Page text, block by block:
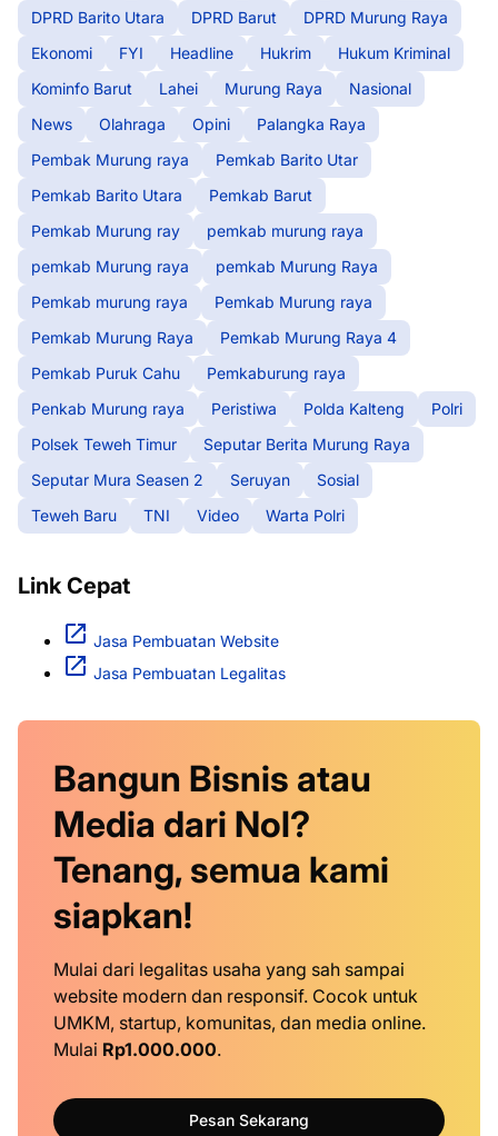
DPRD Barito Utara
DPRD Barut
DPRD Murung Raya
Ekonomi
FYI Headline Hukrim
Hukum Kriminal
Kominfo Barut
Lahei Murung Raya
Nasional
News
Olahraga Opini
Palangka Raya
Pembak Murung raya
Pemkab Barito Utar
Pemkab Barito Utara
Pemkab Barut
Pemkab Murung ray
pemkab murung raya
pemkab Murung raya
pemkab Murung Raya
Pemkab murung raya
Pemkab Murung raya
Pemkab Murung Raya
Pemkab Murung Raya 4
Pemkab Puruk Cahu
Pemkaburung raya
Penkab Murung raya
Peristiwa Polda Kalteng
Polri
Polsek Teweh Timur
Seputar Berita Murung Raya
Seputar Mura Seasen 2
Seruyan
Sosial
Teweh Baru
TNI Video Warta Polri
Link Cepat
Jasa Pembuatan Website
Jasa Pembuatan Legalitas
Bangun Bisnis atau
Media dari Nol?
Tenang, semua kami
siapkan!
Mulai dari legalitas usaha yang sah sampai
website modern dan responsif. Cocok untuk
UMKM, startup, komunitas, dan media online.
Mulai Rp1.000.000.
Pesan Sekarang